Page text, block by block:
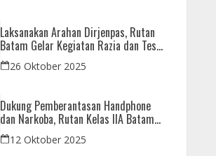
Laksanakan Arahan Dirjenpas, Rutan
Batam Gelar Kegiatan Razia dan Tes
Urine Bersama APH
26 Oktober 2025
Dukung Pemberantasan Handphone
dan Narkoba, Rutan Kelas IIA Batam
Gelar Razia Bersama Aparat Penegak
Hukum
12 Oktober 2025